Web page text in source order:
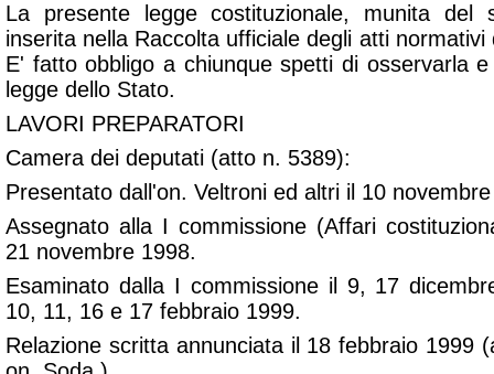
La presente legge costituzionale, munita del
inserita nella Raccolta ufficiale degli atti normativi
E' fatto obbligo a chiunque spetti di osservarla
legge dello Stato.
LAVORI PREPARATORI
Camera dei deputati (atto n. 5389):
Presentato dall'on. Veltroni ed altri il 10
Assegnato alla I commissione (Affari
21 novembre 1998.
Esaminato dalla I commissione il 9, 17
10, 11, 16 e 17 febbraio 1999.
Relazione scritta annunciata il 18 febbraio 1999